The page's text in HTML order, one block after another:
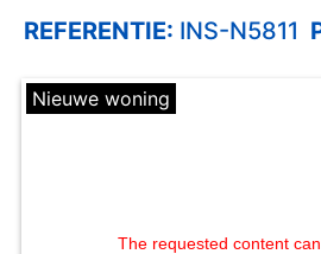
REFERENTIE: INS-N5811
Nieuwe woning
The requested content